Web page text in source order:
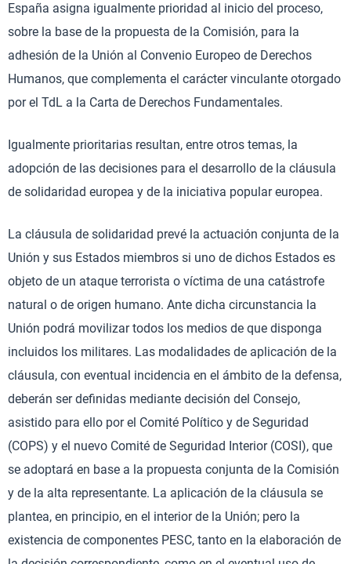
España asigna igualmente prioridad al inicio del proceso,
sobre la base de la propuesta de la Comisión, para la
adhesión de la Unión al Convenio Europeo de Derechos
Humanos, que complementa el carácter vinculante otorgado
por el TdL a la Carta de Derechos Fundamentales.
Igualmente prioritarias resultan, entre otros temas, la
adopción de las decisiones para el desarrollo de la cláusula
de solidaridad europea y de la iniciativa popular europea.
La cláusula de solidaridad prevé la actuación conjunta de la
Unión y sus Estados miembros si uno de dichos Estados es
objeto de un ataque terrorista o víctima de una catástrofe
natural o de origen humano. Ante dicha circunstancia la
Unión podrá movilizar todos los medios de que disponga
incluidos los militares. Las modalidades de aplicación de la
cláusula, con eventual incidencia en el ámbito de la defensa,
deberán ser definidas mediante decisión del Consejo,
asistido para ello por el Comité Político y de Seguridad
(COPS) y el nuevo Comité de Seguridad Interior (COSI), que
se adoptará en base a la propuesta conjunta de la Comisión
y de la alta representante. La aplicación de la cláusula se
plantea, en principio, en el interior de la Unión; pero la
existencia de componentes PESC, tanto en la elaboración de